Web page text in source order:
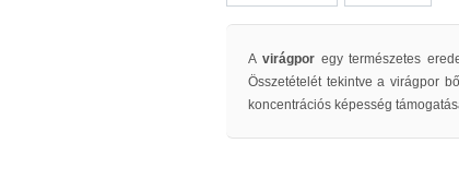
A virágporegy természetes
Összetételét tekintve a virágpor
koncentrációs képesség